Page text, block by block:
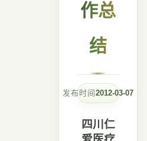
作总
结
发布时间2012-03-07
四川仁